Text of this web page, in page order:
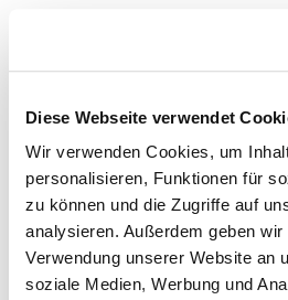
Diese Webseite verwendet
Wir verwenden Cookies, um
personalisieren, Funktionen für
zu können und die Zugriffe auf
analysieren. Außerdem geben
Verwendung unserer Website an
soziale Medien, Werbung und